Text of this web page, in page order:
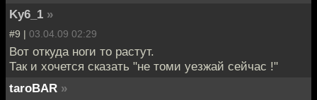
Ky6_1 »
#9 | 03.04.09 02:29
Вот откуда ноги то растут.
Так и хочется сказать "не томи уезжай сейчас !"
taroBAR »